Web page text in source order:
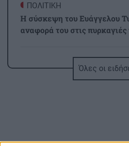
ΠΟΛΙΤΙΚΗ
Η σύσκεψη του Ευάγγελου
αναφορά του στις
ΟΦΗ: Έφυγαν 7.000
Αντωνογιαννάκη - Την
Όλες οι